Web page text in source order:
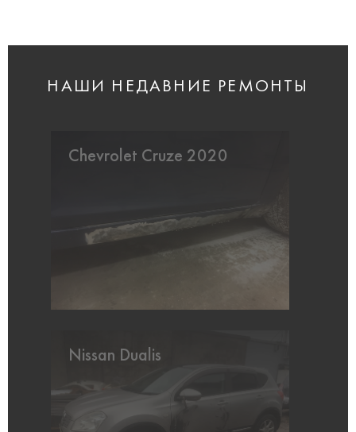
НАШИ НЕДАВНИЕ РЕМОНТЫ
Chevrolet Cruze 2020
Nissan Dualis